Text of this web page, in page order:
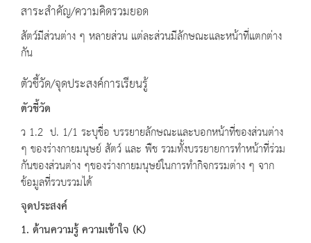
สาระสำคัญ/ความคิดรวมยอด
สัตว์มีส่วนต่าง ๆ หลายส่วน แต่ละส่วนมีลักษณะและหน้าที่แตกต่าง
กัน
ตัวชี้วัด/จุดประสงค์การเรียนรู้
ตัวชี้วัด
ว 1.2 ป. 1/1 ระบุชื่อ บรรยายลักษณะและบอกหน้าที่ของส่วนต่าง
ๆ ของร่างกายมนุษย์ สัตว์ และ พืช รวมทั้งบรรยายการทำหน้าที่ร่วม
กันของส่วนต่าง ๆของร่างกายมนุษย์ในการทำกิจกรรมต่าง ๆ จาก
ข้อมูลที่รวบรวมได้
จุดประสงค์
1. ด้านความรู้ ความเข้าใจ (K)